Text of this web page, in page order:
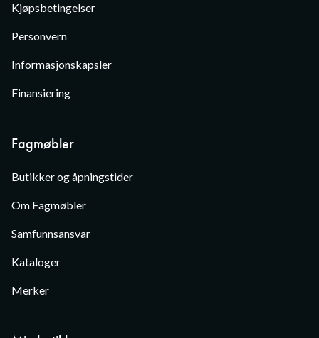
Kjøpsbetingelser
Personvern
Informasjonskapsler
Finansiering
Fagmøbler
Butikker og åpningstider
Om Fagmøbler
Samfunnsansvar
Kataloger
Merker